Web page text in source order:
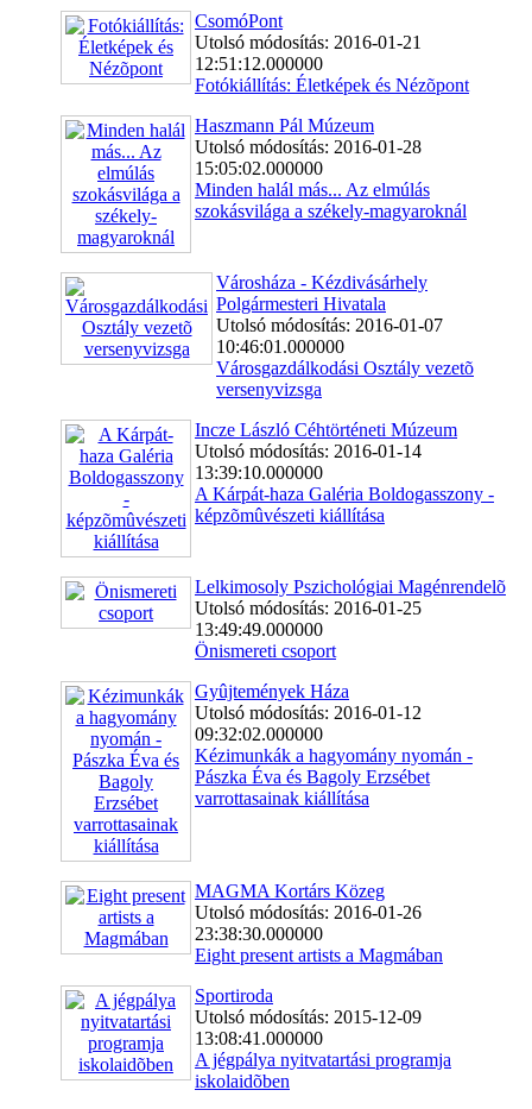
CsomóPont
Utolsó módosítás: 2016-01-21
12:51:12.000000
Fotókiállítás: Életképek és Nézõpont
Haszmann Pál Múzeum
Utolsó módosítás: 2016-01-28
15:05:02.000000
Minden halál más... Az elmúlás
szokásvilága a székely-magyaroknál
Városháza - Kézdivásárhely
Polgármesteri Hivatala
Utolsó módosítás: 2016-01-07
10:46:01.000000
Városgazdálkodási Osztály vezetõ
versenyvizsga
Incze László Céhtörténeti Múzeum
Utolsó módosítás: 2016-01-14
13:39:10.000000
A Kárpát-haza Galéria Boldogasszony -
képzõmûvészeti kiállítása
Lelkimosoly Pszichológiai Magénrendelõ
Utolsó módosítás: 2016-01-25
13:49:49.000000
Önismereti csoport
Gyûjtemények Háza
Utolsó módosítás: 2016-01-12
09:32:02.000000
Kézimunkák a hagyomány nyomán -
Pászka Éva és Bagoly Erzsébet
varrottasainak kiállítása
MAGMA Kortárs Közeg
Utolsó módosítás: 2016-01-26
23:38:30.000000
Eight present artists a Magmában
Sportiroda
Utolsó módosítás: 2015-12-09
13:08:41.000000
A jégpálya nyitvatartási programja
iskolaidõben